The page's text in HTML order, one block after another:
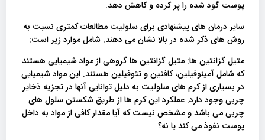
پوست گود شده را پر کرده و کاهش دهد.
سایر درمان های پیشنهادی برای سلولیت مطالعات کمتری نسبت به
روش های ذکر شده در بالا نشان می دهند. شامل موارد زیر است:
متیل گزانتین ها: متیل گزانتین ها گروهی از مواد شیمیایی هستند
که شامل آمینوفیلین، کافئین و تئوفیلین هستند. این مواد شیمیایی
در بسیاری از کرم های سلولیت به دلیل توانایی آنها در تجزیه ذخایر
چربی وجود دارد. عملکرد این کرم ها از طریق شکستن سلول های
چربی می باشد و مشخص نیست که آیا مقدار کافی از مواد به داخل
پوست نفوذ می کند یا نه؟